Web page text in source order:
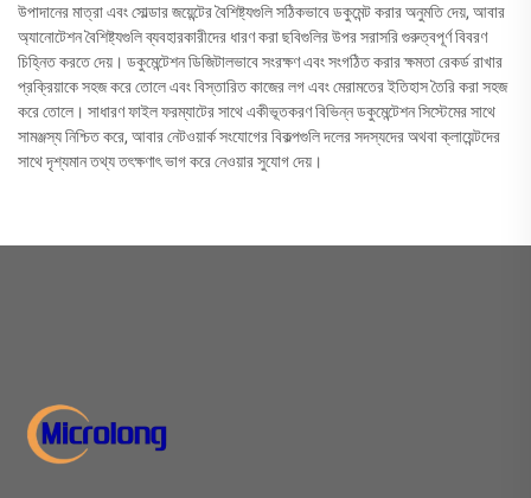
উপাদানের মাত্রা এবং সোল্ডার জয়েন্টের বৈশিষ্ট্যগুলি সঠিকভাবে ডকুমেন্ট করার অনুমতি দেয়, আবার
অ্যানোটেশন বৈশিষ্ট্যগুলি ব্যবহারকারীদের ধারণ করা ছবিগুলির উপর সরাসরি গুরুত্বপূর্ণ বিবরণ
চিহ্নিত করতে দেয়। ডকুমেন্টেশন ডিজিটালভাবে সংরক্ষণ এবং সংগঠিত করার ক্ষমতা রেকর্ড রাখার
প্রক্রিয়াকে সহজ করে তোলে এবং বিস্তারিত কাজের লগ এবং মেরামতের ইতিহাস তৈরি করা সহজ
করে তোলে। সাধারণ ফাইল ফরম্যাটের সাথে একীভূতকরণ বিভিন্ন ডকুমেন্টেশন সিস্টেমের সাথে
সামঞ্জস্য নিশ্চিত করে, আবার নেটওয়ার্ক সংযোগের বিকল্পগুলি দলের সদস্যদের অথবা ক্লায়েন্টদের
সাথে দৃশ্যমান তথ্য তৎক্ষণাৎ ভাগ করে নেওয়ার সুযোগ দেয়।